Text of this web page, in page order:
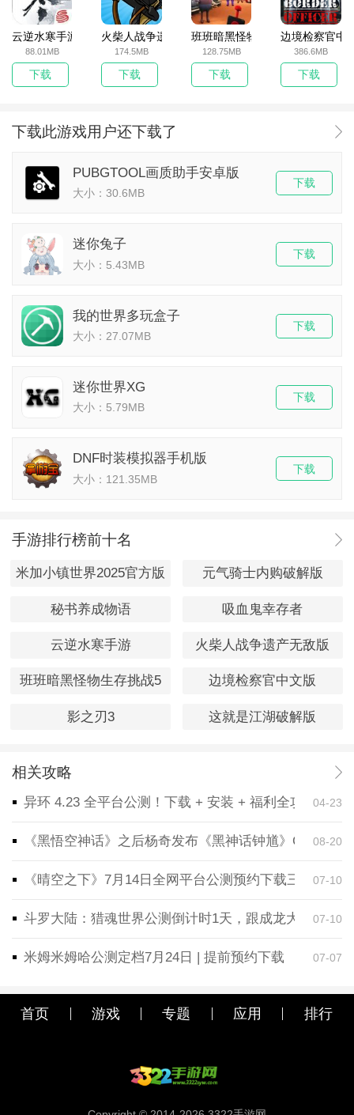
云逆水寒手游
88.01MB
下载
火柴人战争遗产无敌版
174.5MB
下载
班班暗黑怪物生存挑战5
128.75MB
下载
边境检察官中
386.6MB
下载
下载此游戏用户还下载了
PUBGTOOL画质助手安卓版
大小：30.6MB
下载
迷你兔子
大小：5.43MB
下载
我的世界多玩盒子
大小：27.07MB
下载
迷你世界XG
大小：5.79MB
下载
DNF时装模拟器手机版
大小：121.35MB
下载
手游排行榜前十名
米加小镇世界2025官方版 元气骑士内购破解版
秘书养成物语 吸血鬼幸存者
云逆水寒手游 火柴人战争遗产无敌版
班班暗黑怪物生存挑战5 边境检察官中文版
影之刃3 这就是江湖破解版
相关攻略
异环 4.23 全平台公测！下载 + 安装 + 福利全攻略，一
04-23
《黑悟空神话》之后杨奇发布《黑神话钟馗》CG！预
08-20
《晴空之下》7月14日全网平台公测预约下载三端同步
07-10
斗罗大陆：猎魂世界公测倒计时1天，跟成龙大哥一起
07-10
米姆米姆哈公测定档7月24日 | 提前预约下载 07-07
首页 游戏 专题 应用 排行